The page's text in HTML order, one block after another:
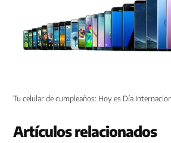
Tu celular de cumpleaños: Hoy es Día
Artículos relacionados